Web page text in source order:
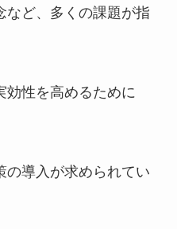
など、多くの課題が指
効性を高めるために
の導入が求められてい